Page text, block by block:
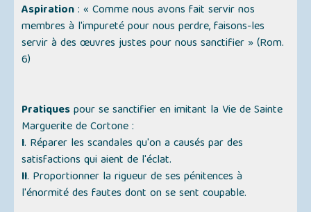
Aspiration: « Comme nous avons fait servir nos
membres à l'impureté pour nous perdre, faisons-les
servir à des œuvres justes pour nous sanctifier »(Rom.
6)
Pratiquespour se sanctifier en imitant la Vie de Sainte
Marguerite de Cortone :
I. Réparer les scandales qu'on a causés par des
satisfactions qui aient de l'éclat.
II. Proportionner la rigueur de ses pénitences à
l'énormité des fautes dont on se sent coupable.